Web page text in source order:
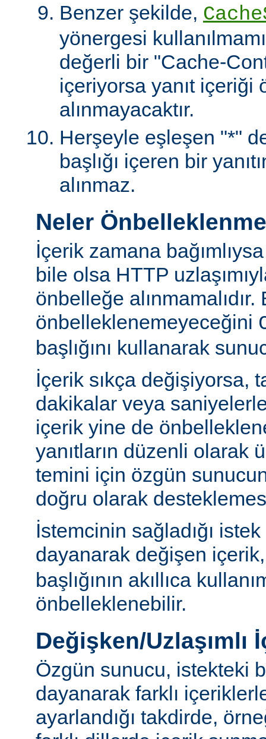
Benzer şekilde,
yönergesi
değerli bir "Cache-
içeriyorsa yanıt içeriği
alınmayacaktır.
Herşeyle eşleşen "*"
başlığı içeren bir
alınmaz.
Neler
İçerik zamana
bile olsa HTTP
önbelleğe
önbelleklenemeyeceğini
başlığını kullanarak
İçerik sıkça değişiyorsa,
dakikalar veya
içerik yine de
yanıtların düzenli olarak
temini için özgün
doğru olarak
İstemcinin sağladığı istek
dayanarak değişen
başlığının akıllıca
önbelleklenebilir.
Değişken/Uzlaşımlı
Özgün sunucu, istekteki
dayanarak farklı
ayarlandığı takdirde,